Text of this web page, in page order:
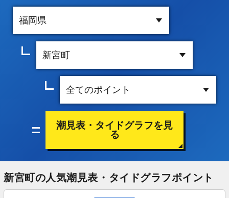
潮見表・タイドグラフを見
る
新宮町の人気潮見表・タイドグラフポイント